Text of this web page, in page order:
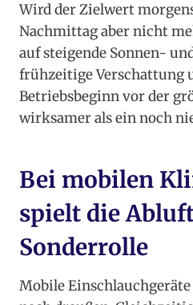
Wird der Zielwert
Nachmittag aber nicht
auf steigende Sonnen-
frühzeitige Verschattung
Betriebsbeginn vor der
wirksamer als ein noch
Bei mobilen
spielt die
Sonderrolle
Mobile